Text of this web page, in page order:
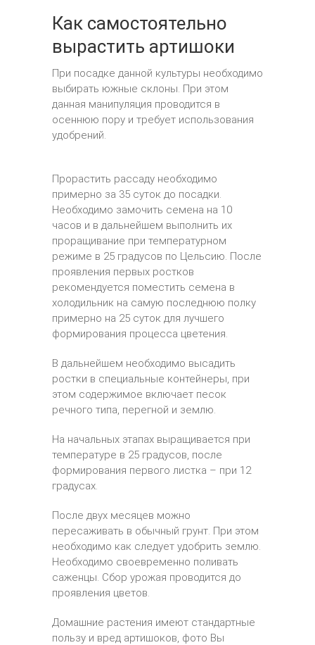
Как самостоятельно
вырастить артишоки
При посадке данной культуры необходимо
выбирать южные склоны. При этом
данная манипуляция проводится в
осеннюю пору и требует использования
удобрений.
Прорастить рассаду необходимо
примерно за 35 суток до посадки.
Необходимо замочить семена на 10
часов и в дальнейшем выполнить их
проращивание при температурном
режиме в 25 градусов по Цельсию. После
проявления первых ростков
рекомендуется поместить семена в
холодильник на самую последнюю полку
примерно на 25 суток для лучшего
формирования процесса цветения.
В дальнейшем необходимо высадить
ростки в специальные контейнеры, при
этом содержимое включает песок
речного типа, перегной и землю.
На начальных этапах выращивается при
температуре в 25 градусов, после
формирования первого листка – при 12
градусах.
После двух месяцев можно
пересаживать в обычный грунт. При этом
необходимо как следует удобрить землю.
Необходимо своевременно поливать
саженцы. Сбор урожая проводится до
проявления цветов.
Домашние растения имеют стандартные
пользу и вред артишоков, фото Вы